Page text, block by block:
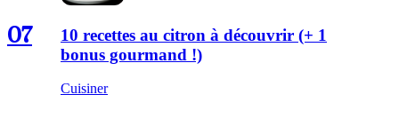
07
10 recettes au citron à découvrir (+ 1
bonus gourmand !)
Cuisiner